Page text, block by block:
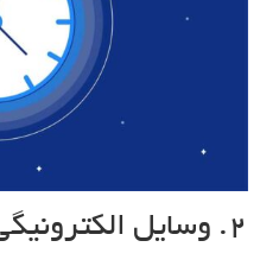
۲. وسایل الکترونیگی را خاموش کنید